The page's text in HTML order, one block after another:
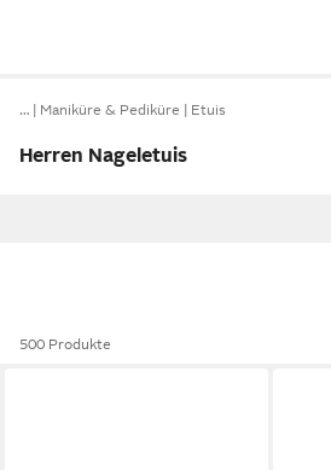
… Maniküre & Pediküre Etuis
Herren Nageletuis
500 Produkte